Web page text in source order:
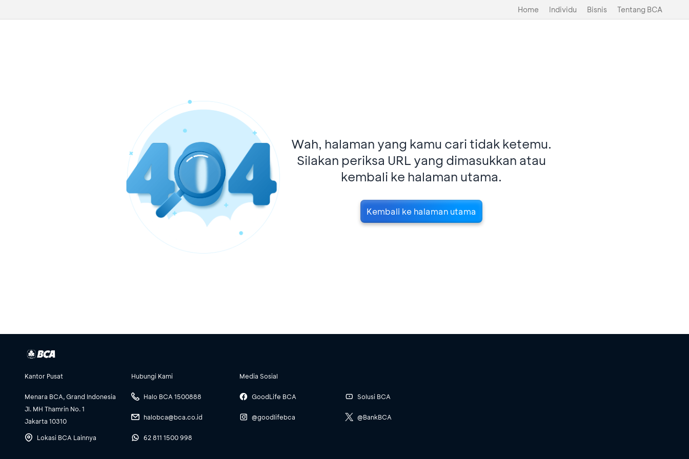
Home Individu Bisnis Tentang BCA
Wah, halaman yang kamu cari tidak ketemu.
Silakan periksa URL yang dimasukkan atau
kembali ke halaman utama.
Kembali ke halaman utama
Kantor Pusat
Menara BCA, Grand Indonesia
Jl. MH Thamrin No. 1
Jakarta 10310
Lokasi BCA Lainnya
Hubungi Kami
Halo BCA 1500888
halobca@bca.co.id
62 811 1500 998
Media Sosial
GoodLife BCA
@goodlifebca
Solusi BCA
@BankBCA